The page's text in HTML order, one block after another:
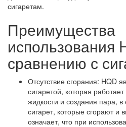
сигаретам.
Преимущества
использования
сравнению с
Отсутствие сгорания: HQD
сигаретой, которая
жидкости и создания пара,
сигарет, которые сгорают
означает, что при